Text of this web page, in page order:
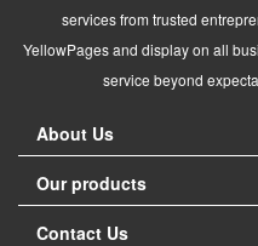
services from trusted
YellowPages and display on all
service beyond
About Us
Our products
Contact Us